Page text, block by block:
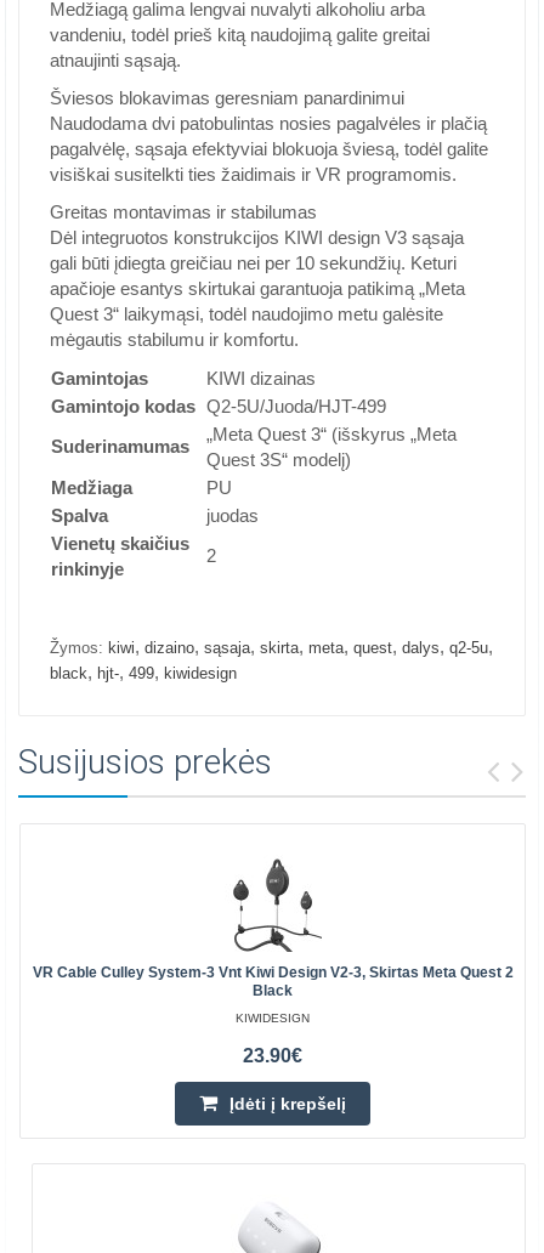
Medžiagą galima lengvai nuvalyti alkoholiu arba
vandeniu, todėl prieš kitą naudojimą galite greitai
atnaujinti sąsają.
Šviesos blokavimas geresniam panardinimui
Naudodama dvi patobulintas nosies pagalvėles ir plačią
pagalvėlę, sąsaja efektyviai blokuoja šviesą, todėl galite
visiškai susitelkti ties žaidimais ir VR programomis.
Greitas montavimas ir stabilumas
Dėl integruotos konstrukcijos KIWI design V3 sąsaja
gali būti įdiegta greičiau nei per 10 sekundžių. Keturi
apačioje esantys skirtukai garantuoja patikimą „Meta
Quest 3“ laikymąsi, todėl naudojimo metu galėsite
mėgautis stabilumu ir komfortu.
Gamintojas
KIWI dizainas
Gamintojo kodas Q2-5U/Juoda/HJT-499
Suderinamumas
„Meta Quest 3“ (išskyrus „Meta
Quest 3S“ modelį)
Medžiaga
PU
Spalva
juodas
Vienetų skaičius
rinkinyje
2
Žymos: kiwi, dizaino, sąsaja, skirta, meta, quest, dalys, q2-5u,
black, hjt-, 499, kiwidesign
Susijusios prekės
VR Cable Culley System-3 Vnt Kiwi Design V2-3, Skirtas Meta Quest 2
Black
KIWIDESIGN
23.90€
Įdėti į krepšelį